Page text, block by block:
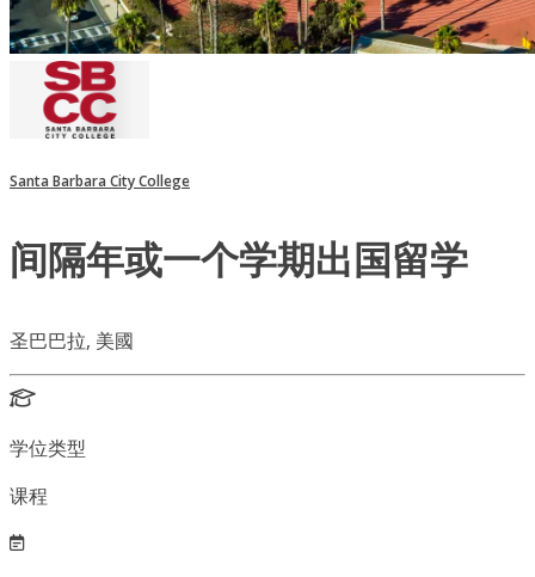
Santa Barbara City College
间隔年或一个学期出国留学
圣巴巴拉, 美國
学位类型
课程